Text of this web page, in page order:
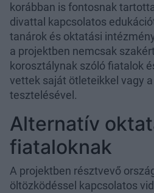
korábban is fontosnak
divattal kapcsolatos
tanárok és oktatási
a projektben nemcsak
korosztálynak szóló fiatalok
vettek saját ötleteikkel vagy
tesztelésével.
Alternatív
fiataloknak
A projektben résztvevő
öltözködéssel kapcsolatos